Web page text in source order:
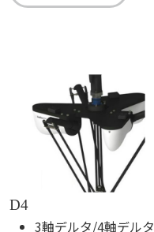
D4
3軸デルタ/4軸デルタ